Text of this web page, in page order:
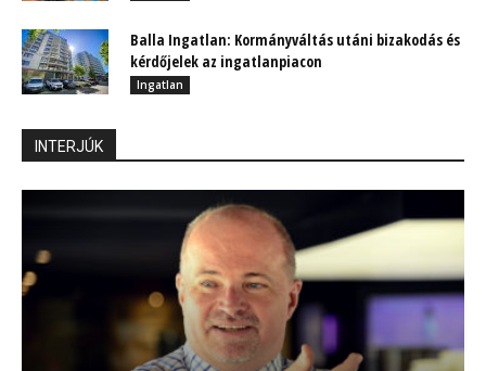
Balla Ingatlan: Kormányváltás utáni bizakodás és
kérdőjelek az ingatlanpiacon
Ingatlan
INTERJÚK